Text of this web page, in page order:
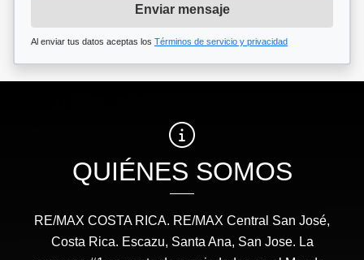
Enviar mensaje
Al enviar tus datos aceptas los Términos de servicio y privacidad
QUIÉNES SOMOS
RE/MAX COSTA RICA. RE/MAX Central San José,
Costa Rica. Escazu, Santa Ana, San Jose. La